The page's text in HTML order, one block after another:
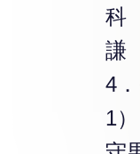
科
謙
4
1